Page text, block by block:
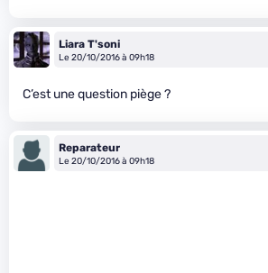
Liara T'soni
Le 20/10/2016 à 09h18
C’est une question piège ?
Reparateur
Le 20/10/2016 à 09h18